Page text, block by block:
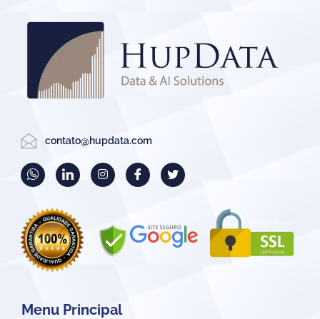
contato@hupdata.com
Menu Principal